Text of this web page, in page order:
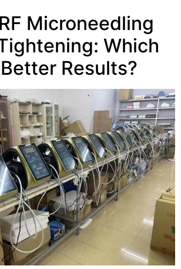
Microneedling
: Which
Results?